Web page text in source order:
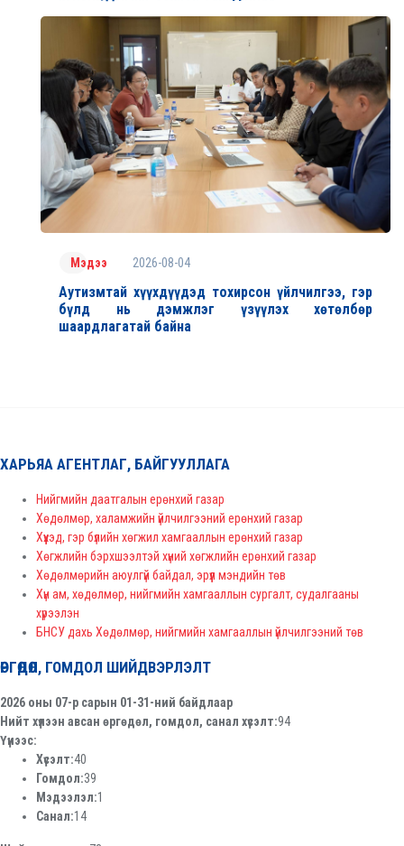
Мэдээ 2026-08-04
Аутизмтай хүүхдүүдэд тохирсон үйлчилгээ, гэр
бүлд нь дэмжлэг үзүүлэх хөтөлбөр
шаардлагатай байна
ХАРЬЯА АГЕНТЛАГ, БАЙГУУЛЛАГА
Нийгмийн даатгалын ерөнхий газар
Хөдөлмөр, халамжийн үйлчилгээний ерөнхий газар
Хүүхэд, гэр бүлийн хөгжил хамгааллын ерөнхий газар
Хөгжлийн бэрхшээлтэй хүний хөгжлийн ерөнхий газар
Хөдөлмөрийн аюулгүй байдал, эрүүл мэндийн төв
Хүн ам, хөдөлмөр, нийгмийн хамгааллын сургалт, судалгааны
хүрээлэн
БНСУ дахь Хөдөлмөр, нийгмийн хамгааллын үйлчилгээний төв
ӨРГӨДӨЛ, ГОМДОЛ ШИЙДВЭРЛЭЛТ
2026 оны 07-р сарын 01-31-ний байдлаар
Нийт хүлээн авсан өргөдөл, гомдол, санал хүсэлт:94
Үүнээс:
Хүсэлт:40
Гомдол:39
Мэдээлэл:1
Санал:14